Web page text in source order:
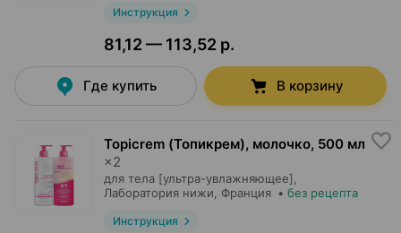
Инструкция
81,12 — 113,52 р.
Где купить В корзину
Topicrem (Топикрем), молочко, 500 мл
×2
для тела [ультра-увлажняющее],
Лаборатория нижи , Франция • без рецепта
Инструкция